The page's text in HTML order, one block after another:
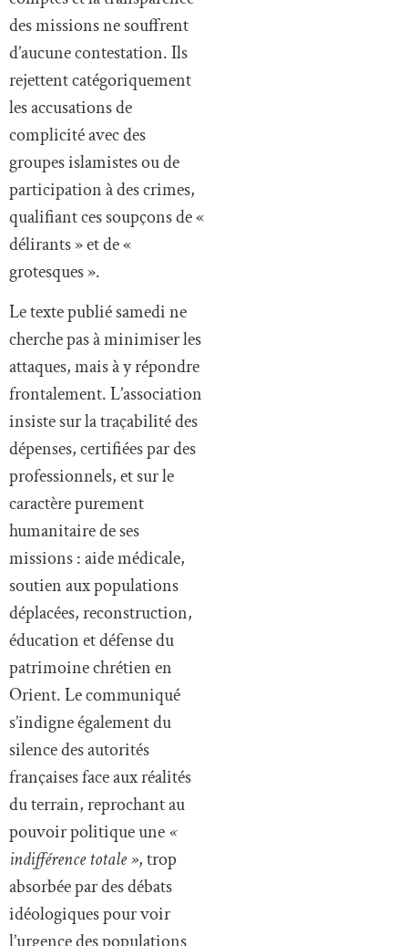
des missions ne souffrent
d’aucune contestation. Ils
rejettent catégoriquement
les accusations de
complicité avec des
groupes islamistes ou de
participation à des crimes,
qualifiant ces soupçons de «
délirants » et de «
grotesques ».
Le texte publié samedi ne
cherche pas à minimiser les
attaques, mais à y répondre
frontalement. L’association
insiste sur la traçabilité des
dépenses, certifiées par des
professionnels, et sur le
caractère purement
humanitaire de ses
missions : aide médicale,
soutien aux populations
déplacées, reconstruction,
éducation et défense du
patrimoine chrétien en
Orient. Le communiqué
s’indigne également du
silence des autorités
françaises face aux réalités
du terrain, reprochant au
pouvoir politique une«
indifférence totale », trop
absorbée par des débats
idéologiques pour voir